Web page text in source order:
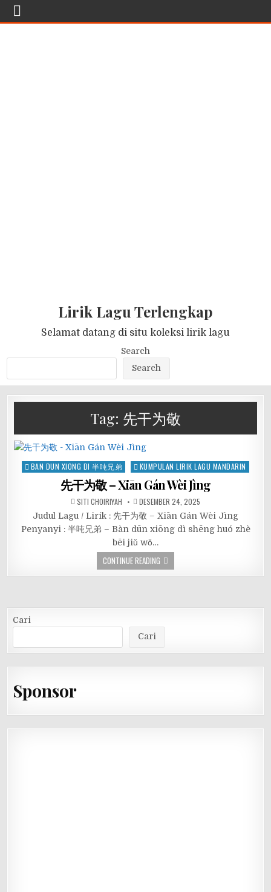
Lirik Lagu Terlengkap
Selamat datang di situ koleksi lirik lagu
Search
Search
Tag: 先干为敬
Posted
BAN DUN XIONG DI 半吨兄弟 KUMPULAN LIRIK LAGU MANDARIN
先干为敬 – Xiān Gán Wèi Jìng
SITI CHOIRIYAH DESEMBER 24, 2025
Judul Lagu / Lirik : 先干为敬 – Xiān Gán Wèi Jìng
Penyanyi : 半吨兄弟 – Bàn dūn xiōng dì shēng huó zhè
bēi jiǔ wǒ…
CONTINUE READING
Cari
Cari
Sponsor